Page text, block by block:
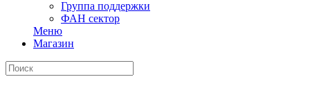
Группа поддержки
ФАН сектор
Меню
Магазин